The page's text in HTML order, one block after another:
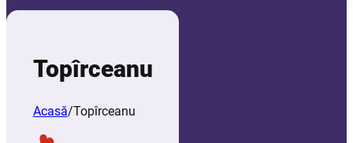
Topîrceanu
Acasă/Topîrceanu